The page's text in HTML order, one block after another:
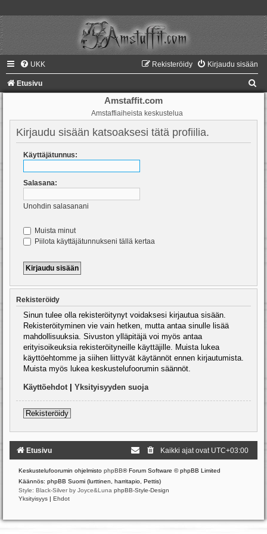
UKK Kirjaudu sisään
Rekisteröidy
Etusivu
Amstaffit.com
Amstaffiaiheista keskustelua
Kirjaudu sisään katsoaksesi tätä profiilia.
Käyttäjätunnus:
Salasana:
Unohdin salasanani
Muista minut
Piilota käyttäjätunnukseni tällä kertaa
Rekisteröidy
Sinun tulee olla rekisteröitynyt voidaksesi kirjautua sisään.
Rekisteröityminen vie vain hetken, mutta antaa sinulle lisää
mahdollisuuksia. Sivuston ylläpitäjä voi myös antaa
erityisoikeuksia rekisteröityneille käyttäjille. Muista lukea
käyttöehtomme ja siihen liittyvät käytännöt ennen kirjautumista.
Muista myös lukea keskustelufoorumin säännöt.
Käyttöehdot Yksityisyyden suoja
Rekisteröidy
Etusivu Kaikki ajat ovat UTC+03:00
Keskustelufoorumin ohjelmisto phpBB® Forum Software © phpBB Limited
Käännös: phpBB Suomi (lurttinen, harritapio, Pettis)
Style: Black-Silver by Joyce&Luna phpBB-Style-Design
Yksityisyys | Ehdot